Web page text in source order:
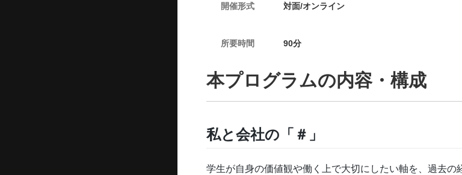
開催形式 対面/オンライン
所要時間 90分
本プログラムの内容・構成
私と会社の「＃」
学生が自身の価値観や働く上で大切にしたい軸を、過去